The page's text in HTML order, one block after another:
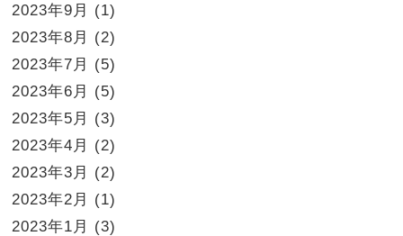
2023年9月
(1)
2023年8月
(2)
2023年7月
(5)
2023年6月
(5)
2023年5月
(3)
2023年4月
(2)
2023年3月
(2)
2023年2月
(1)
2023年1月
(3)